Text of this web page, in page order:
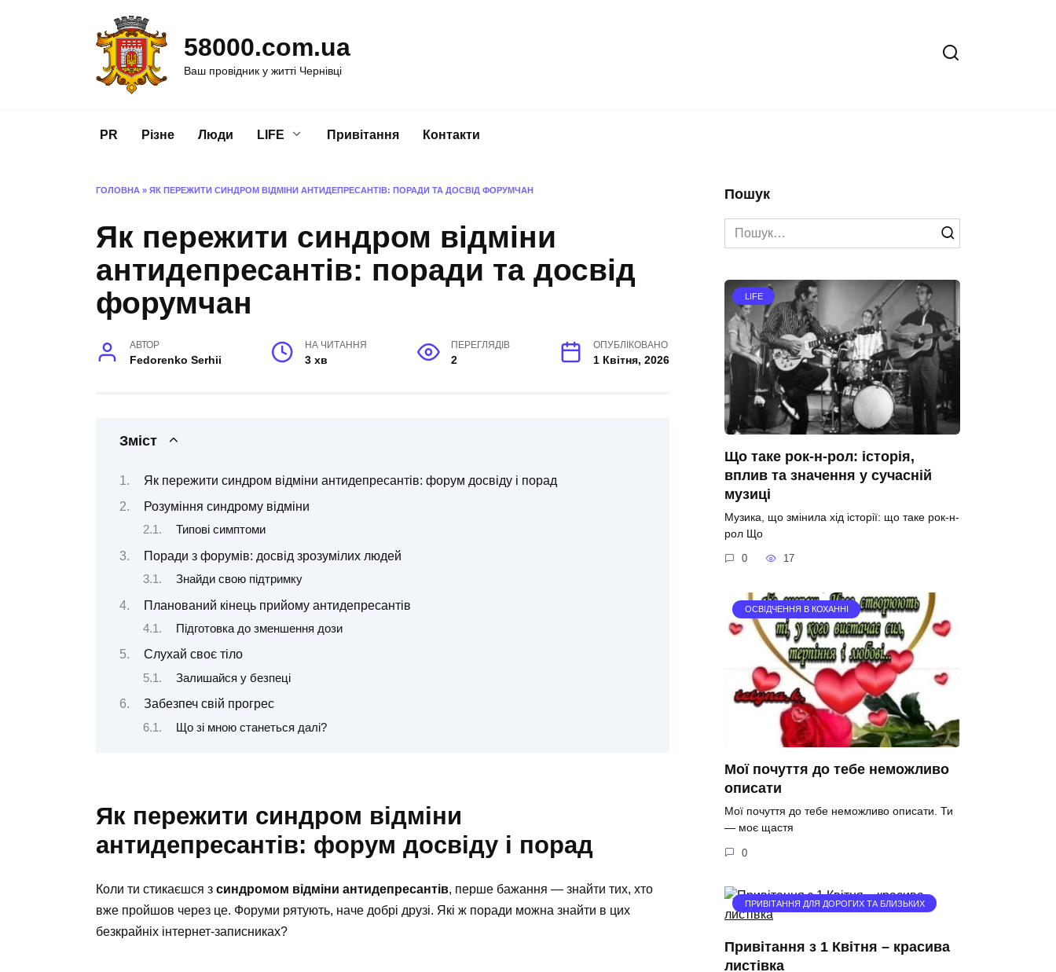
58000.com.ua
Ваш провідник у житті Чернівці
PR Різне Люди LIFE Привітання Контакти
ГОЛОВНА » ЯК ПЕРЕЖИТИ СИНДРОМ ВІДМІНИ АНТИДЕПРЕСАНТІВ: ПОРАДИ ТА ДОСВІД ФОРУМЧАН
Як пережити синдром відміни
антидепресантів: поради та досвід
форумчан
АВТОР
Fedorenko Serhii
НА ЧИТАННЯ
3 хв
ПЕРЕГЛЯДІВ
2
ОПУБЛІКОВАНО
1 Квітня, 2026
Зміст
Як пережити синдром відміни антидепресантів: форум досвіду і порад
Розуміння синдрому відміни
Типові симптоми
Поради з форумів: досвід зрозумілих людей
Знайди свою підтримку
Планований кінець прийому антидепресантів
Підготовка до зменшення дози
Слухай своє тіло
Залишайся у безпеці
Забезпеч свій прогрес
Що зі мною станеться далі?
Як пережити синдром відміни
антидепресантів: форум досвіду і порад
Коли ти стикаєшся з синдромом відміни антидепресантів, перше бажання — знайти тих, хто
вже пройшов через це. Форуми рятують, наче добрі друзі. Які ж поради можна знайти в цих
безкрайніх інтернет-записниках?
Пошук
Search
for:
LIFE
Що таке рок-н-рол: історія,
вплив та значення у сучасній
музиці
Музика, що змінила хід історії: що таке рок-н-
рол Що
0 17
ОСВІДЧЕННЯ В КОХАННІ
Мої почуття до тебе неможливо
описати
Мої почуття до тебе неможливо описати. Ти
— моє щастя
0
ПРИВІТАННЯ ДЛЯ ДОРОГИХ ТА БЛИЗЬКИХ
Привітання з 1 Квітня – красива
листівка